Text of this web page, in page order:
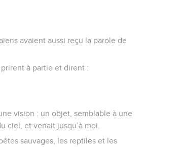
avaient aussi reçu la parole de
à partie et dirent :
vision : un objet, semblable à une
ciel, et venait jusqu’à moi.
sauvages, les reptiles et les